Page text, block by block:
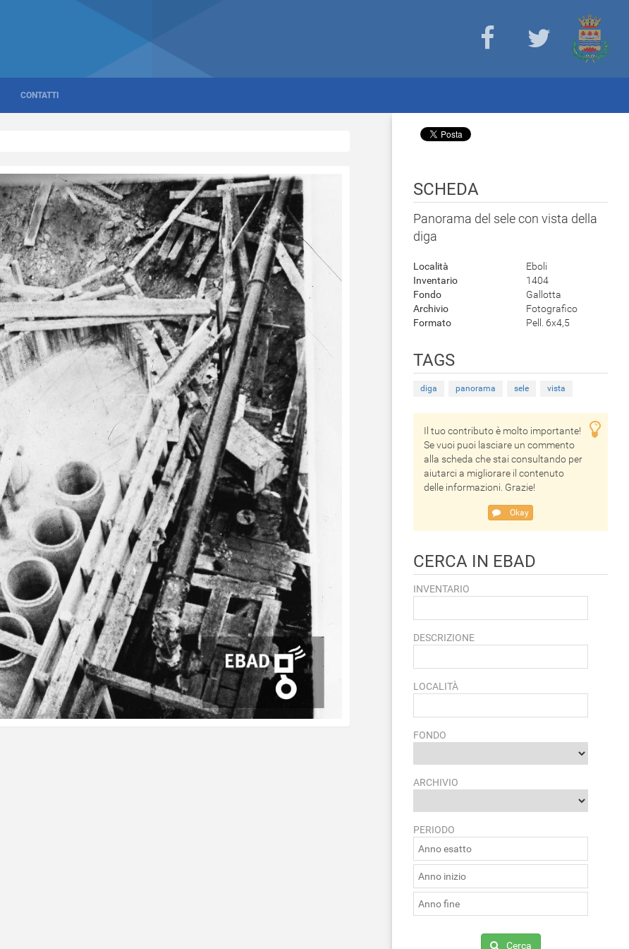
CONTATTI
SCHEDA
Panorama del sele con vista della
diga
Località
Eboli
Inventario
1404
Fondo
Gallotta
Archivio
Fotografico
Formato
Pell. 6x4,5
TAGS
diga panorama sele vista
Il tuo contributo è molto importante!
Se vuoi puoi lasciare un commento
alla scheda che stai consultando per
aiutarci a migliorare il contenuto
delle informazioni. Grazie!
Okay
CERCA IN EBAD
INVENTARIO
DESCRIZIONE
LOCALITÀ
FONDO
ARCHIVIO
PERIODO
Cerca